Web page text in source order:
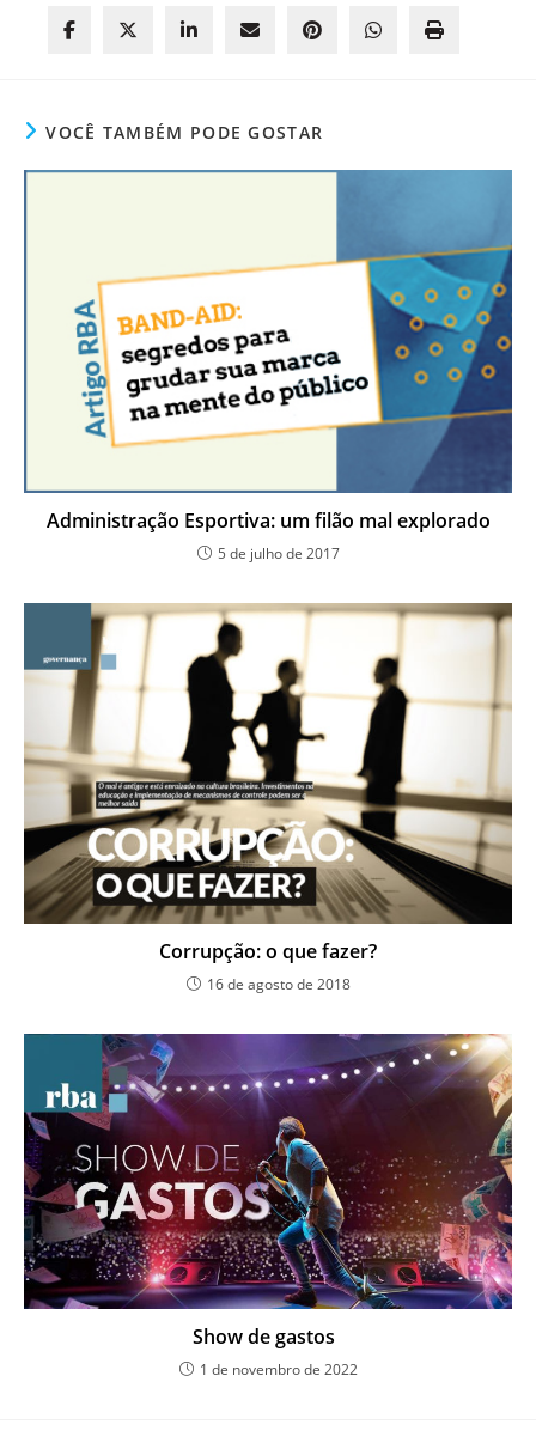
VOCÊ TAMBÉM PODE GOSTAR
Administração Esportiva: um filão mal explorado
5 de julho de 2017
Corrupção: o que fazer?
16 de agosto de 2018
Show de gastos
1 de novembro de 2022